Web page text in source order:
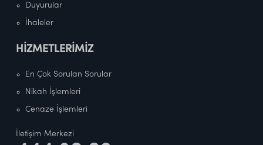
Duyurular
İhaleler
HİZMETLERİMİZ
En Çok Sorulan Sorular
Nikah İşlemleri
Cenaze İşlemleri
İletişim Merkezi